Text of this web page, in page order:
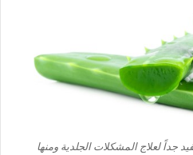
جداً لعلاج المشكلات الجلدية ومنها